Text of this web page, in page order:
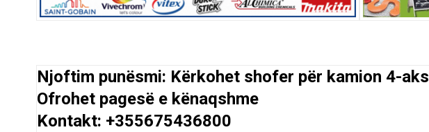
Njoftim punësmi: Kërkohet shofer për kamion 4-aks
Ofrohet pagesë e kënaqshme
Kontakt: +355675436800